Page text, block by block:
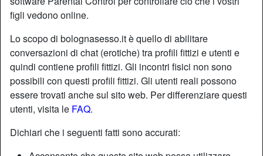
figli vedono online.
Lo scopo di bolognasesso.it è quello di abilitare
conversazioni di chat (erotiche) tra profili fittizi e utenti e
quindi contiene profili fittizi. Gli incontri fisici non sono
possibili con questi profili fittizi. Gli utenti reali possono
essere trovati anche sul sito web. Per differenziare questi
utenti, visita le FAQ.
Dichiari che i seguenti fatti sono accurati:
star Aggiungi chatChatta adesso